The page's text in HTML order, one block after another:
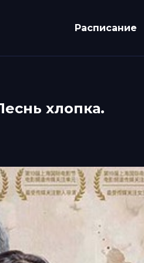
Расписание
хлопка.